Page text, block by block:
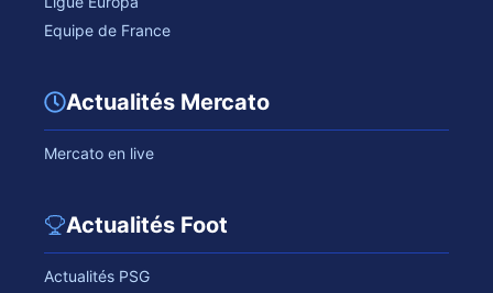
Equipe de France
Actualités Mercato
Mercato en live
Actualités Foot
Actualités PSG